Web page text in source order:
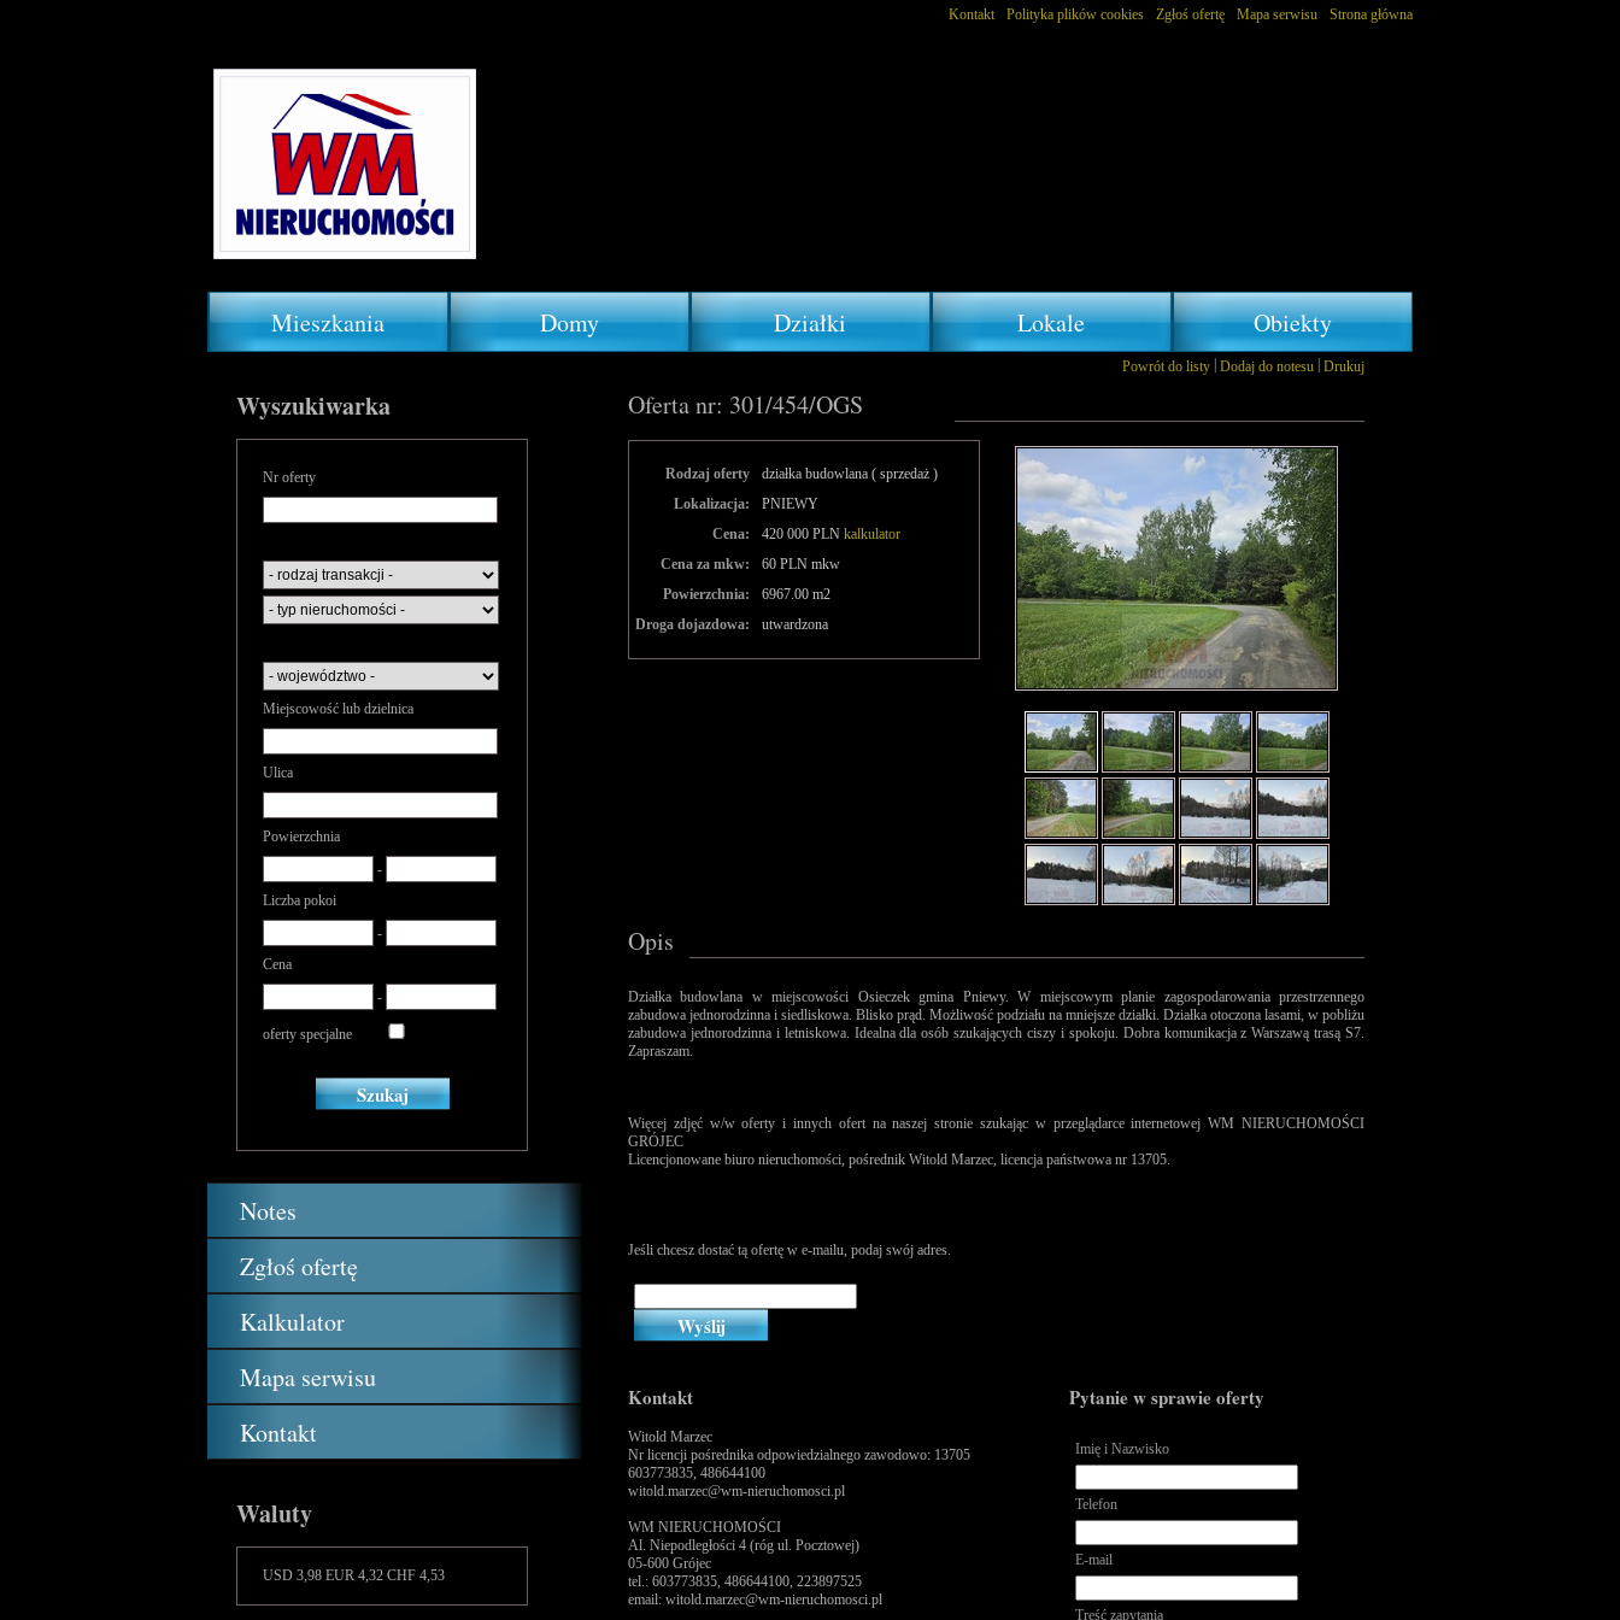
Strona główna
Mapa serwisu
Zgłoś ofertę
Polityka plików cookies
Kontakt
Mieszkania Domy Działki Lokale Obiekty
Wyszukiwarka
Nr oferty
Miejscowość lub dzielnica
Ulica
Powierzchnia
-
Liczba pokoi
-
Cena
-
oferty specjalne
Notes
Zgłoś ofertę
Kalkulator
Mapa serwisu
Kontakt
Waluty
USD 3,98 EUR 4,32 CHF 4,53
Drukuj
Dodaj do notesu
Powrót do listy
Oferta nr: 301/454/OGS
Rodzaj oferty
działka budowlana ( sprzedaż )
Lokalizacja:
PNIEWY
Cena:
420 000 PLN kalkulator
Cena za mkw:
60 PLN mkw
Powierzchnia:
6967.00 m2
Droga dojazdowa:
utwardzona
Opis
Działka budowlana w miejscowości Osieczek gmina Pniewy. W miejscowym planie zagospodarowania przestrzennego
zabudowa jednorodzinna i siedliskowa. Blisko prąd. Możliwość podziału na mniejsze działki. Działka otoczona lasami, w pobliżu
zabudowa jednorodzinna i letniskowa. Idealna dla osób szukających ciszy i spokoju. Dobra komunikacja z Warszawą trasą S7.
Zapraszam.
Więcej zdjęć w/w oferty i innych ofert na naszej stronie szukając w przeglądarce internetowej WM NIERUCHOMOŚCI
GRÓJEC
Licencjonowane biuro nieruchomości, pośrednik Witold Marzec, licencja państwowa nr 13705.
Jeśli chcesz dostać tą ofertę w e-mailu, podaj swój adres.
Kontakt
Witold Marzec
Nr licencji pośrednika odpowiedzialnego zawodowo: 13705
603773835, 486644100
witold.marzec@wm-nieruchomosci.pl
WM NIERUCHOMOŚCI
Al. Niepodległości 4 (róg ul. Pocztowej)
05-600 Grójec
tel.: 603773835, 486644100, 223897525
email: witold.marzec@wm-nieruchomosci.pl
Pytanie w sprawie oferty
Imię i Nazwisko
Telefon
E-mail
Treść zapytania